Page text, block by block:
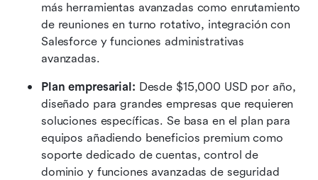
más herramientas avanzadas como enrutamiento
de reuniones en turno rotativo, integración con
Salesforce y funciones administrativas
avanzadas.
Plan empresarial: Desde $15,000 USD por año,
diseñado para grandes empresas que requieren
soluciones específicas. Se basa en el plan para
equipos añadiendo beneficios premium como
soporte dedicado de cuentas, control de
dominio y funciones avanzadas de seguridad